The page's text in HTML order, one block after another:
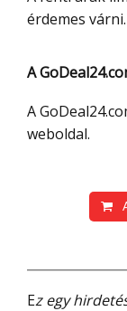
érdemes várni.
A
A GoDeal24.com egy szoftver és játék értékesítési
weboldal.
Ez egy hirdetés és a GoDeal24.com megbízásából